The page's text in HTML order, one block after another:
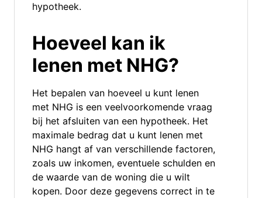
hypotheek.
Hoeveel kan ik
lenen met NHG?
Het bepalen van hoeveel u kunt lenen
met NHG is een veelvoorkomende vraag
bij het afsluiten van een hypotheek. Het
maximale bedrag dat u kunt lenen met
NHG hangt af van verschillende factoren,
zoals uw inkomen, eventuele schulden en
de waarde van de woning die u wilt
kopen. Door deze gegevens correct in te